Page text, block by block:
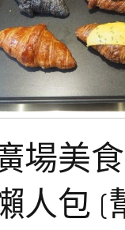
場美
人包 (